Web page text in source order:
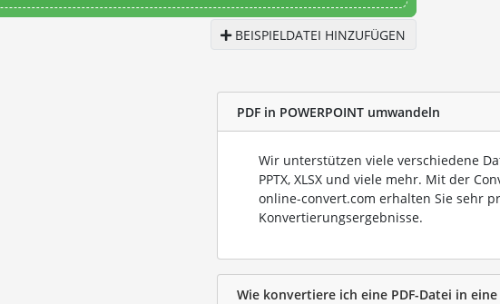
BEISPIELDATEI HINZUFÜGEN
PDF in POWERPOINT umwandeln
Wir unterstützen viele verschiedene
PPTX, XLSX und viele mehr. Mit der
online-convert.com erhalten Sie sehr
Konvertierungsergebnisse.
Wie konvertiere ich eine PDF-Datei in eine